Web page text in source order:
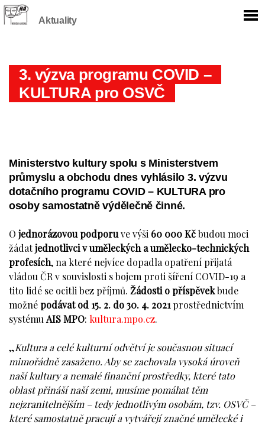
Aktuality
3. výzva programu COVID –
KULTURA pro OSVČ
Ministerstvo kultury spolu s Ministerstvem
průmyslu a obchodu dnes vyhlásilo 3. výzvu
dotačního programu COVID – KULTURA pro
osoby samostatně výdělečně činné.
O jednorázovou podporuve výši 60 000 Kčbudou moci
žádatjednotlivci v uměleckých a umělecko-technických
profesích, na které nejvíce dopadla opatření přijatá
vládou ČR v souvislosti s bojem proti šíření COVID-19 a
tito lidé se ocitli bez příjmů. Žádosti o příspěvekbude
možnépodávat od 15. 2. do 30. 4. 2021 prostřednictvím
systému AIS MPO: kultura.mpo.cz.
„Kultura a celé kulturní odvětví je současnou situací
mimořádně zasaženo. Aby se zachovala vysoká úroveň
naší kultury a nemalé finanční prostředky, které tato
oblast přináší naší zemi, musíme pomáhat těm
nejzranitelnějším – tedy jednotlivým osobám, tzv. OSVČ –
které samostatně pracují a vytvářejí značné umělecké i